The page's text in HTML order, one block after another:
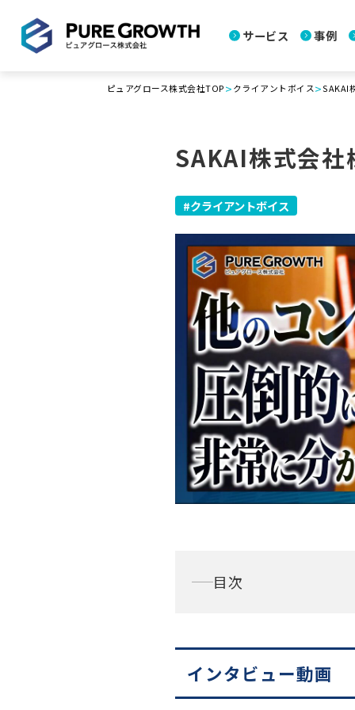
サービス 事例
ピュアグロース株式会社TOP > クライアントボイス>SAKAI
SAKAI株式会社
クライアントボイス
目次
インタビュー動画